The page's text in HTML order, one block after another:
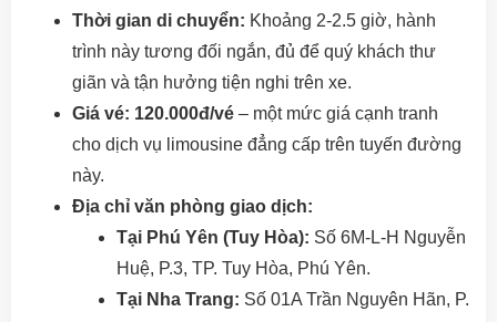
Thời gian di chuyển: Khoảng 2-2.5 giờ, hành
trình này tương đối ngắn, đủ để quý khách thư
giãn và tận hưởng tiện nghi trên xe.
Giá vé: 120.000đ/vé – một mức giá cạnh tranh
cho dịch vụ limousine đẳng cấp trên tuyến đường
này.
Địa chỉ văn phòng giao dịch:
Tại Phú Yên (Tuy Hòa): Số 6M-L-H Nguyễn
Huệ, P.3, TP. Tuy Hòa, Phú Yên.
Tại Nha Trang: Số 01A Trần Nguyên Hãn, P.